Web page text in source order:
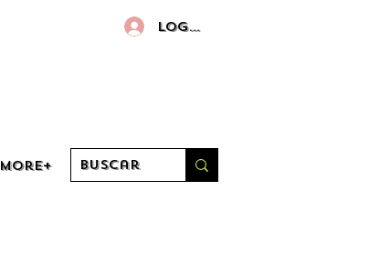
More+
Log in